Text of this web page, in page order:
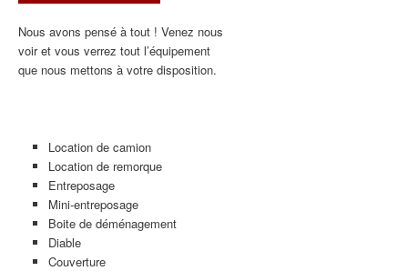
Nous avons pensé à tout ! Venez nous
voir et vous verrez tout l’équipement
que nous mettons à votre disposition.
Location de camion
Location de remorque
Entreposage
Mini-entreposage
Boite de déménagement
Diable
Couverture